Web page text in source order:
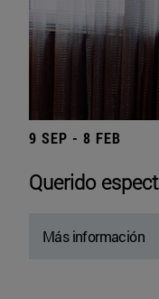
9 SEP - 8 FEB
Querido
Más información